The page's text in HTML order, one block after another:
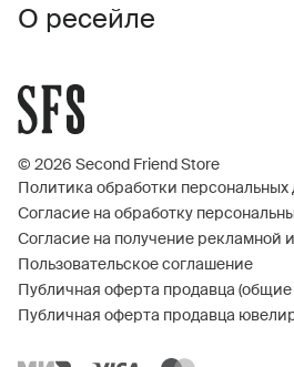
О ресейле
© 2026 Second Friend Store
Политика обработки персональных
Согласие на обработку
Согласие на получение рекламной
Пользовательское соглашение
Публичная оферта продавца
Публичная оферта продавца